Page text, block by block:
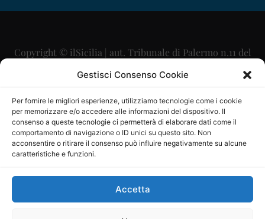
Gestisci Consenso Cookie
Per fornire le migliori esperienze, utilizziamo tecnologie come i cookie
per memorizzare e/o accedere alle informazioni del dispositivo. Il
consenso a queste tecnologie ci permetterà di elaborare dati come il
comportamento di navigazione o ID unici su questo sito. Non
acconsentire o ritirare il consenso può influire negativamente su alcune
caratteristiche e funzioni.
Accetta
Copyright © ilSicilia | aut. Tribunale di Palermo n.11 del
29/09/2015
Direttore Editoriale: Maurizio Scaglione
Direttore Responsabile: Maria Calabrese
P.IVA: 06334930820
Mercurio Comunicazione Società Cooperativa a r.l. è